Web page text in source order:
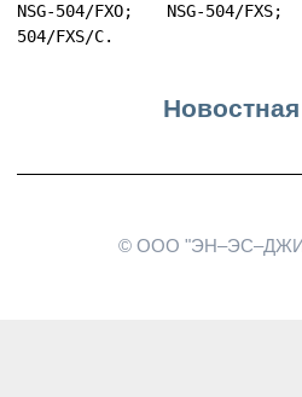
NSG-504/FXO; NSG-504/
504/FXS/C.
© ООО "ЭН–ЭС–ДЖИ"